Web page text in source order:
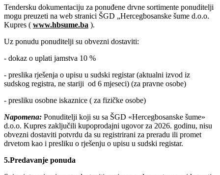
Tendersku dokumentaciju za ponuđene drvne sortimente ponuditelji
mogu preuzeti na web stranici ŠGD „Hercegbosanske šume d.o.o.
Kupres ( www.hbsume.ba ).
Uz ponudu ponuditelji su obvezni dostaviti:
- dokaz o uplati jamstva 10 %
- preslika rješenja o upisu u sudski registar (aktualni izvod iz
sudskog registra, ne stariji od 6 mjeseci) (za pravne osobe)
- presliku osobne iskaznice ( za fizičke osobe)
Napomena: Ponuditelji koji su sa ŠGD «Hercegbosanske šume»
d.o.o. Kupres zaključili kupoprodajni ugovor za 2026. godinu, nisu
obvezni dostaviti potvrdu da su registrirani za preradu ili promet
drvetom kao i presliku o rješenju o upisu u sudski registar.
5.Predavanje ponuda